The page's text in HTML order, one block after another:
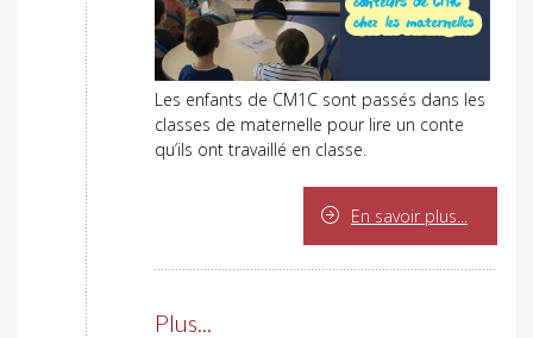
Les enfants de CM1C sont passés dans les
classes de maternelle pour lire un conte
qu’ils ont travaillé en classe.
En savoir plus...
Plus...